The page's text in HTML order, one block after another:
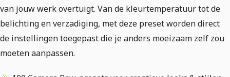
van jouw werk overtuigt. Van de kleurtemperatuur tot de
belichting en verzadiging, met deze preset worden direct
de instellingen toegepast die je anders moeizaam zelf zou
moeten aanpassen.